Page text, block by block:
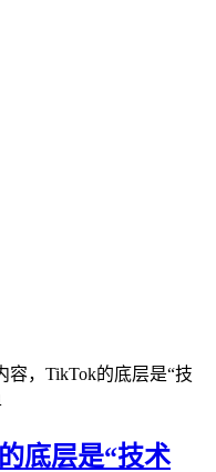
容，TikTok的底层是“技
底层是“技术